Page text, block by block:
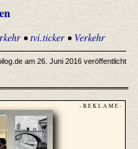
•tvi.ticker• Verkehr
am 26. Juni 2016 veröffentlicht
- R E K L A M E -